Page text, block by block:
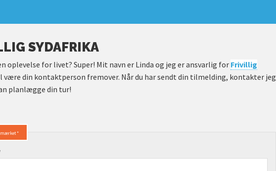
SYDAFRIKA
oplevelse for livet? Super! Mit navn er Linda og jeg er ansvarlig for Frivillig
være din kontaktperson fremover. Når du har sendt din tilmelding, kontakter jeg
planlægge din tur!
mærket *